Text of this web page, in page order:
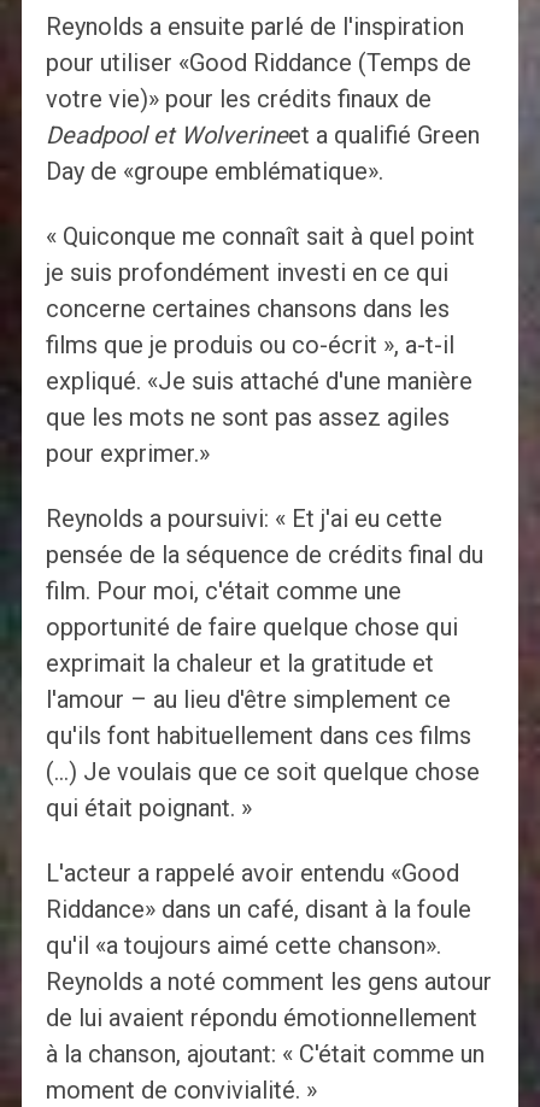
Reynolds a ensuite parlé de l'inspiration
pour utiliser «Good Riddance (Temps de
votre vie)» pour les crédits finaux de
Deadpool et Wolverineet a qualifié Green
Day de «groupe emblématique».
« Quiconque me connaît sait à quel point
je suis profondément investi en ce qui
concerne certaines chansons dans les
films que je produis ou co-écrit », a-t-il
expliqué. «Je suis attaché d'une manière
que les mots ne sont pas assez agiles
pour exprimer.»
Reynolds a poursuivi: « Et j'ai eu cette
pensée de la séquence de crédits final du
film. Pour moi, c'était comme une
opportunité de faire quelque chose qui
exprimait la chaleur et la gratitude et
l'amour – au lieu d'être simplement ce
qu'ils font habituellement dans ces films
(…) Je voulais que ce soit quelque chose
qui était poignant. »
L'acteur a rappelé avoir entendu «Good
Riddance» dans un café, disant à la foule
qu'il «a toujours aimé cette chanson».
Reynolds a noté comment les gens autour
de lui avaient répondu émotionnellement
à la chanson, ajoutant: « C'était comme un
moment de convivialité. »